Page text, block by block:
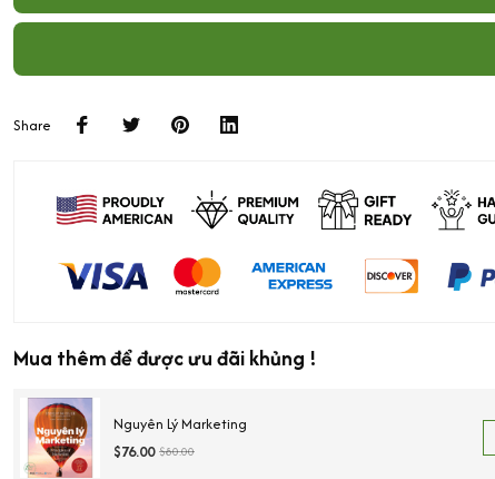
Share
Mua thêm để được ưu đãi khủng !
Nguyên Lý Marketing
$76.00 $80.00